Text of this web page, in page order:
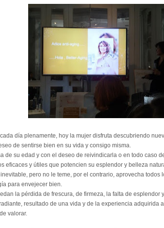
día plenamente, hoy la mujer disfruta descubriendo
de sentirse bien en su vida y consigo misma.
de su edad y con el deseo de reivindicarla o en todo caso
eficaces y útiles que potencien su esplendor y belleza
pero no le teme, por el contrario, aprovecha todos
para envejecer bien.
la pérdida de frescura, de firmeza, la falta de esplendor
resultado de una vida y de la experiencia adquirida
valorar.